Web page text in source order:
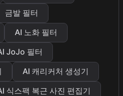
금발 필터
AI 노화 필터
JoJo 필터
AI 캐리커처 생성기
식스팩 복근 사진 편집기